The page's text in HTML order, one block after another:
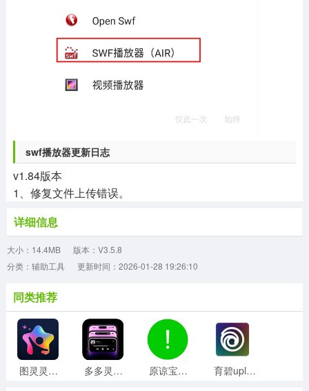
swf播放器更新日志
v1.84版本
1、修复文件上传错误。
详细信息
大小：14.4MB
版本：V3.5.8
分类：辅助工具
更新时间：2026-01-28 19:26:10
同类推荐
图灵灵手机正版 多多灵动岛手机最新版 原谅宝手机版 育碧uplay手机免费版